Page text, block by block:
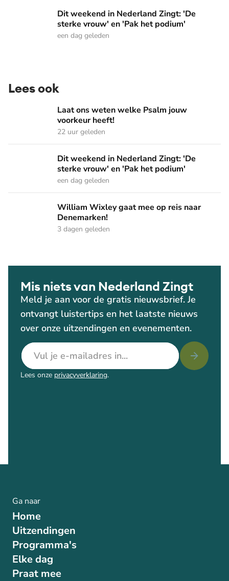
Dit weekend in Nederland Zingt: 'De sterke vrouw' en 'Pak
Dit weekend in Nederland Zingt: 'De
sterke vrouw' en 'Pak het podium'
een dag geleden
Lees ook
Laat ons weten welke Psalm jouw voorkeur heeft!
Laat ons weten welke Psalm jouw
voorkeur heeft!
22 uur geleden
Dit weekend in Nederland Zingt: 'De sterke vrouw' en 'Pak
Dit weekend in Nederland Zingt: 'De
sterke vrouw' en 'Pak het podium'
een dag geleden
William Wixley gaat mee op reis naar Denemarken!
William Wixley gaat mee op reis naar
Denemarken!
3 dagen geleden
Mis niets van Nederland Zingt
Meld je aan voor de gratis nieuwsbrief. Je
ontvangt luistertips en het laatste nieuws
over onze uitzendingen en evenementen.
E-mailadres
Lees onze privacyverklaring.
Ga naar
Home
Uitzendingen
Programma's
Elke dag
Praat mee